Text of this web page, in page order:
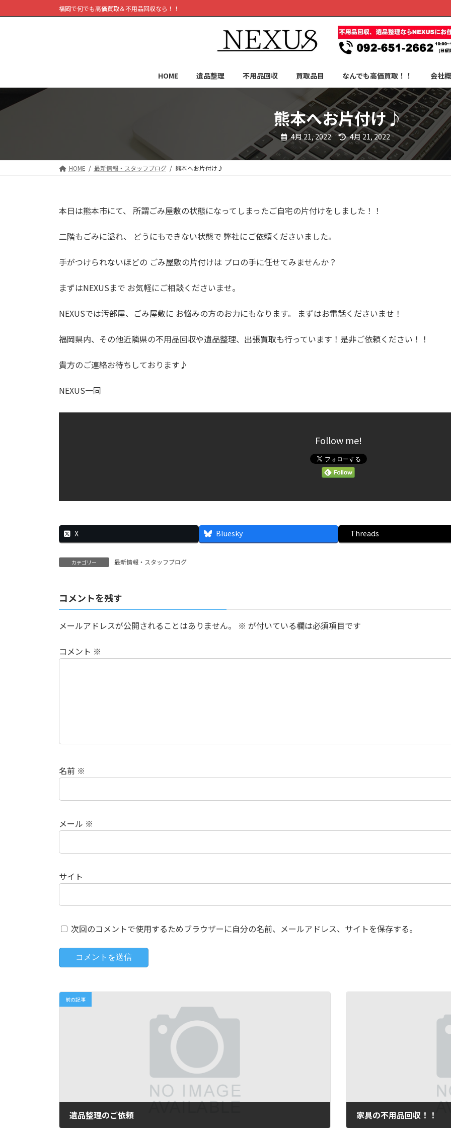
ン
キ
プ
ビ
に
動
福岡で何でも高価買取＆不用品回収なら！！
HOME 遺品整理 不用品回収 買取品目 なんでも高価買取！！ 会社
熊本へお片付け♪
4月 21, 2022 最
終
更
新
4月 21, 2022
HOME 最新情報・スタッフブログ 熊本へお片付け♪
本日は熊本市にて、 所謂ごみ屋敷の状態になってしまったご自宅の片付けをしました！！
二階もごみに溢れ、 どうにもできない状態で 弊社にご依頼くださいました。
手がつけられないほどの ごみ屋敷の片付けは プロの手に任せてみませんか？
まずはNEXUSまで お気軽にご相談くださいませ。
NEXUSでは汚部屋、ごみ屋敷に お悩みの方のお力にもなります。 まずはお電話くださいませ！
福岡県内、その他近隣県の不用品回収や遺品整理、出張買取も行っています！是非ご依頼ください！！
貴方のご連絡お待ちしております♪
NEXUS一同
Follow me!
X Bluesky Threads
カテゴリー 最新情報・スタッフブログ
コメントを残す
メールアドレスが公開されることはありません。 ※ が付いている欄は必須項目です
コメント ※
名前 ※
メール ※
サイト
次回のコメントで使用するためブラウザーに自分の名前、メールアドレス、サイトを保存する。
前の記事
遺品整理のご依頼 家具の不用品回収！！